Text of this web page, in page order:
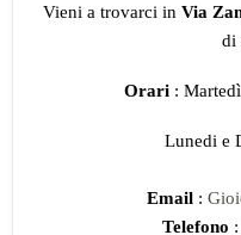
Vieni a trovarci in Via
di
Orari :
Lunedi e
Email :
Telefono